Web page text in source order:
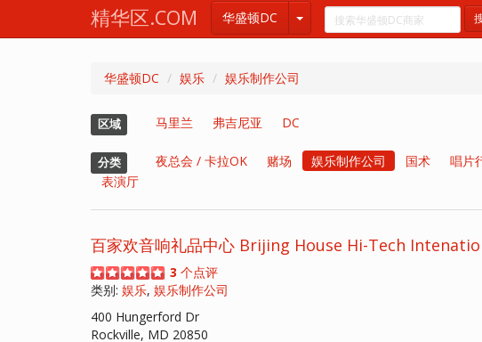
精华区.COM 华盛顿DC
华盛顿DC 娱乐 娱乐制作公司
区域 马里兰 弗吉尼亚 DC
分类 夜总会 / 卡拉OK 赌场 娱乐制作公司 国术 唱片
表演厅
百家欢音响礼品中心 Brijing House Hi-Tech
3 个点评
类别: 娱乐, 娱乐制作公司
400 Hungerford Dr
Rockville, MD 20850